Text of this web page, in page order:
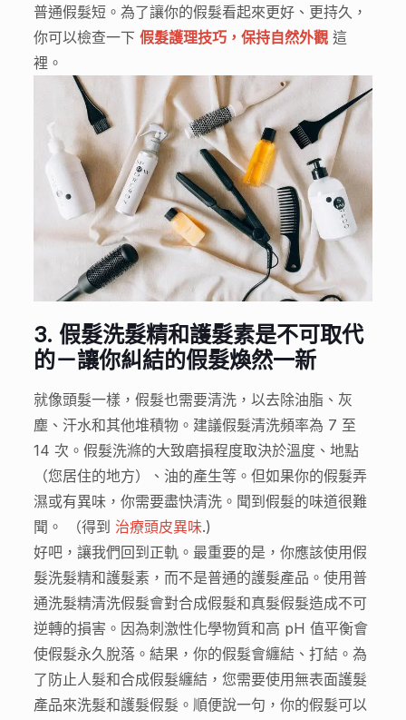
普通假髮短。為了讓你的假髮看起來更好、更持久，
你可以檢查一下 假髮護理技巧，保持自然外觀這
裡。
3. 假髮洗髮精和護髮素是不可取代
的－讓你糾結的假髮煥然一新
就像頭髮一樣，假髮也需要清洗，以去除油脂、灰
塵、汗水和其他堆積物。建議假髮清洗頻率為 7 至
14 次。假髮洗滌的大致磨損程度取決於溫度、地點
（您居住的地方）、油的產生等。但如果你的假髮弄
濕或有異味，你需要盡快清洗。聞到假髮的味道很難
聞。 （得到 治療頭皮異味.)
好吧，讓我們回到正軌。最重要的是，你應該使用假
髮洗髮精和護髮素，而不是普通的護髮產品。使用普
通洗髮精清洗假髮會對合成假髮和真髮假髮造成不可
逆轉的損害。因為刺激性化學物質和高 pH 值平衡會
使假髮永久脫落。結果，你的假髮會纏結、打結。為
了防止人髮和合成假髮纏結，您需要使用無表面護髮
產品來洗髮和護髮假髮。順便說一句，你的假髮可以